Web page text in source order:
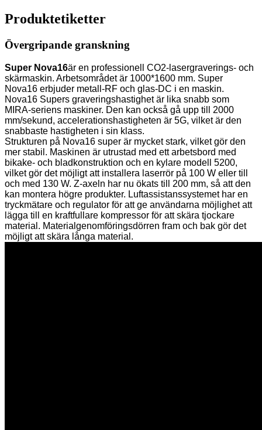
Produktetiketter
Övergripande granskning
Super Nova16är en professionell CO2-lasergraverings- och
skärmaskin. Arbetsområdet är 1000*1600 mm. Super
Nova16 erbjuder metall-RF och glas-DC i en maskin.
Nova16 Supers graveringshastighet är lika snabb som
MIRA-seriens maskiner. Den kan också gå upp till 2000
mm/sekund, accelerationshastigheten är 5G, vilket är den
snabbaste hastigheten i sin klass.
Strukturen på Nova16 super är mycket stark, vilket gör den
mer stabil. Maskinen är utrustad med ett arbetsbord med
bikake- och bladkonstruktion och en kylare modell 5200,
vilket gör det möjligt att installera laserrör på 100 W eller till
och med 130 W. Z-axeln har nu ökats till 200 mm, så att den
kan montera högre produkter. Luftassistanssystemet har en
tryckmätare och regulator för att ge användarna möjlighet att
lägga till en kraftfullare kompressor för att skära tjockare
material. Materialgenomföringsdörren fram och bak gör det
möjligt att skära långa material.